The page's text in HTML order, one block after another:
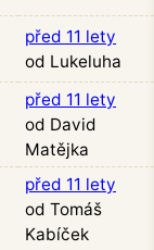
před 11 lety
od Lukeluha
před 11 lety
od David
Matějka
před 11 lety
od Tomáš
Kabíček